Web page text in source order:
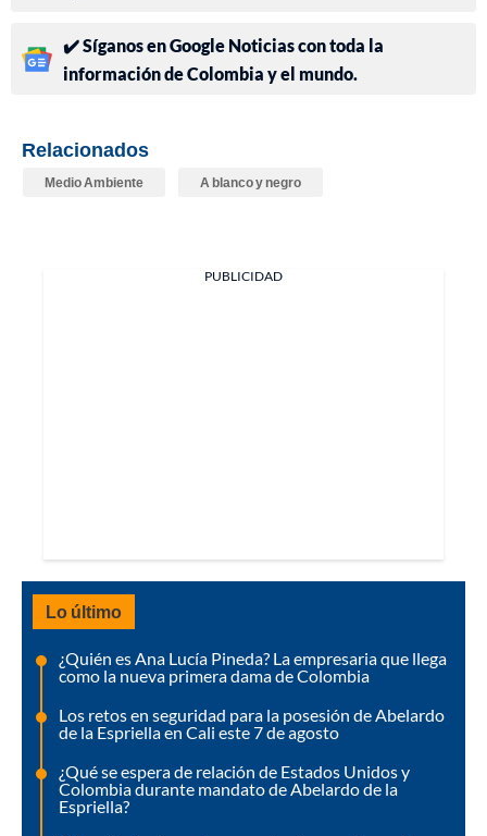
✔️ Síganos en Google Noticias con toda la
información de Colombia y el mundo.
Relacionados
Medio Ambiente A blanco y negro
PUBLICIDAD
Lo último
¿Quién es Ana Lucía Pineda? La empresaria que llega
como la nueva primera dama de Colombia
Los retos en seguridad para la posesión de Abelardo
de la Espriella en Cali este 7 de agosto
¿Qué se espera de relación de Estados Unidos y
Colombia durante mandato de Abelardo de la
Espriella?